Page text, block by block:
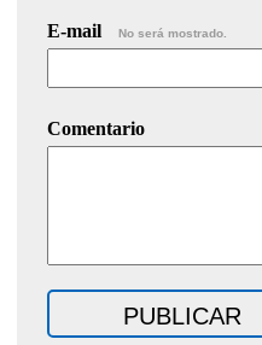
E-mail No será mostrado.
Comentario